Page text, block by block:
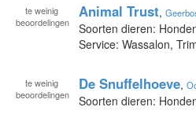
te weinig
beoordelingen
Animal Trust,
Soorten dieren:
Service: Wassalon,
te weinig
beoordelingen
De Snuffelhoeve,
Soorten dieren: